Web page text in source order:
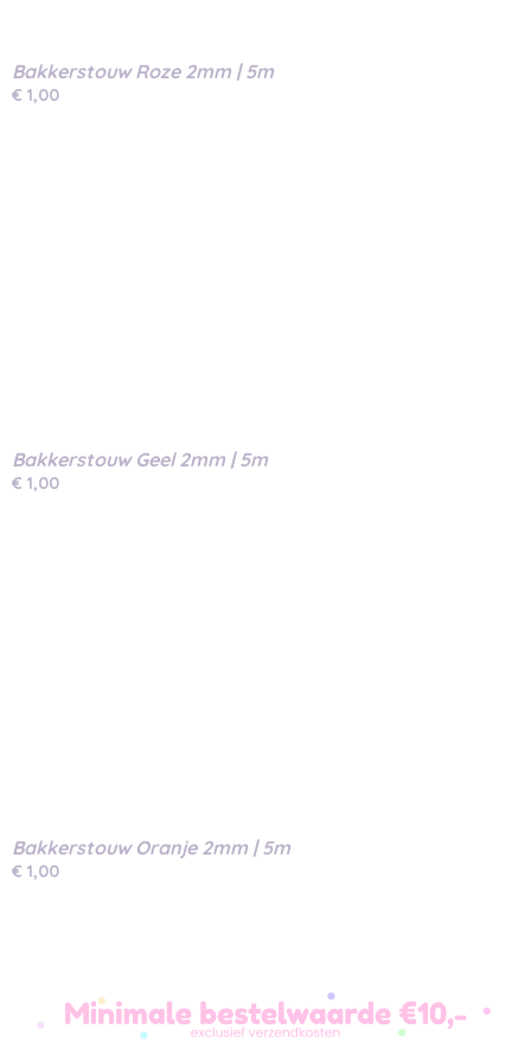
Bakkerstouw Roze 2mm | 5m
€ 1,00
Bakkerstouw Geel 2mm | 5m
€ 1,00
Bakkerstouw Oranje 2mm | 5m
€ 1,00